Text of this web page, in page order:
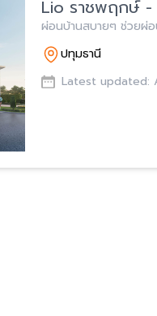
Lio ราชพฤกษ์ -
ผ่อนบ้านสบายๆ ช่วยผ่
ปทุมธานี
Latest updated: